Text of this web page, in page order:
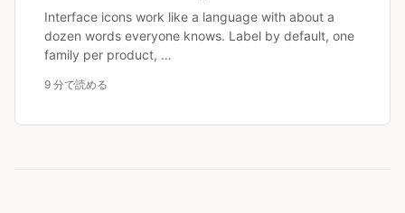
Interface icons work like a language with about a
dozen words everyone knows. Label by default, one
family per product, …
9 分で読める